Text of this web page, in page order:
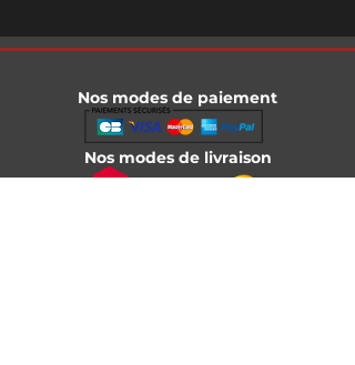
Nos modes de paiement
Nos modes de livraison